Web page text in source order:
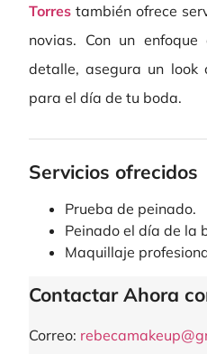
Torres también ofrece
novias. Con un
detalle, asegura un look
para el día de tu boda.
Servicios ofrecidos
Prueba de peinado.
Peinado el día de la
Maquillaje
Contactar Ahora
Correo: